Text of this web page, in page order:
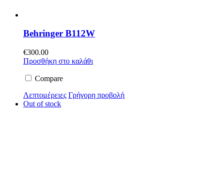
Behringer B112W
€300.00
Προσθήκη στο καλάθι
Compare
Λεπτομέρειες Γρήγορη προβολή
Out of stock